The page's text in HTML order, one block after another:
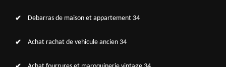
Debarras de maison et appartement 34
Achat rachat de vehicule ancien 34